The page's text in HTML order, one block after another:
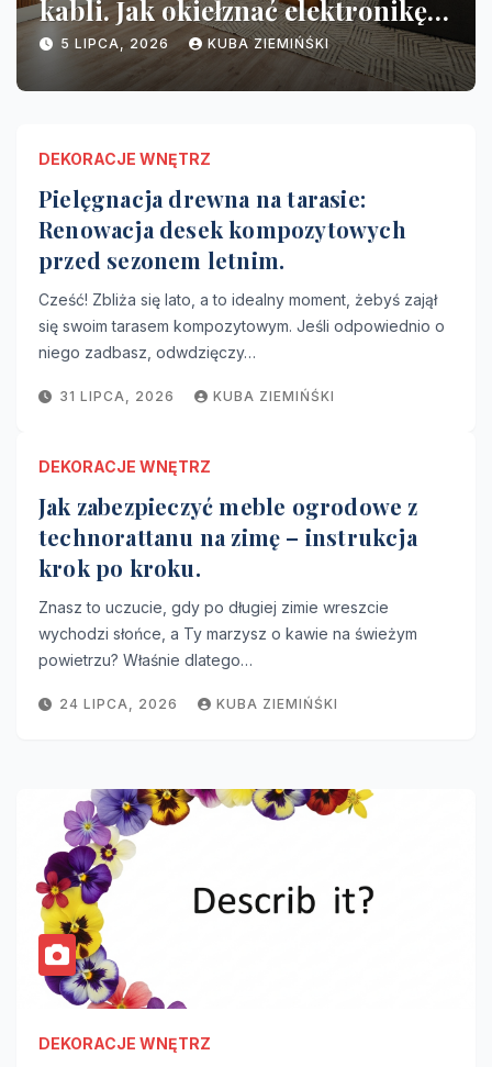
Renowacja desek
kompozytowych przed sezonem
31 LIPCA, 2026 KUBA ZIEMIŃŚKI
DEKORACJE WNĘTRZ
Pielęgnacja drewna na tarasie:
Renowacja desek kompozytowych
przed sezonem letnim.
Cześć! Zbliża się lato, a to idealny moment, żebyś zajął
się swoim tarasem kompozytowym. Jeśli odpowiednio o
niego zadbasz, odwdzięczy…
31 LIPCA, 2026 KUBA ZIEMIŃŚKI
DEKORACJE WNĘTRZ
Jak zabezpieczyć meble ogrodowe z
technorattanu na zimę – instrukcja
krok po kroku.
Znasz to uczucie, gdy po długiej zimie wreszcie
wychodzi słońce, a Ty marzysz o kawie na świeżym
powietrzu? Właśnie dlatego…
24 LIPCA, 2026 KUBA ZIEMIŃŚKI
DEKORACJE WNĘTRZ